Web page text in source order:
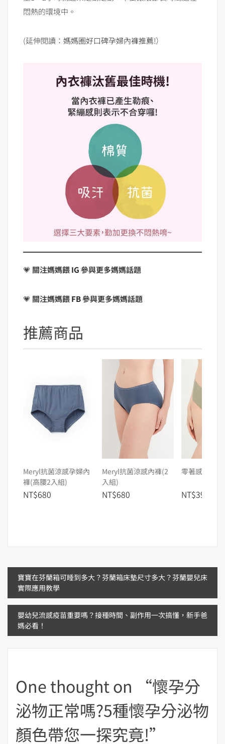
悶熱的環境中。
(延伸閱讀： 媽媽圈好口碑孕婦內褲推薦!）
💗 關注媽媽餵IG參與更多媽媽話題
💗 關注媽媽餵FB參與更多媽媽話題
推薦商品
Meryl抗菌涼感孕婦內
褲(高腰2入組)
NT$680
Meryl抗菌涼感內褲(2
入組)
NT$680
零著感無痕
NT$390
文
章
導
寶寶在芬蘭箱可睡到多大？芬蘭箱床墊尺寸多大？芬蘭嬰兒床
實際應用教學
嬰幼兒流感疫苗重要嗎？接種時間、副作用一次搞懂，新手爸
媽必看！
One thought on “懷孕分
泌物正常嗎?5種懷孕分泌物
顏色帶您一探究竟!”